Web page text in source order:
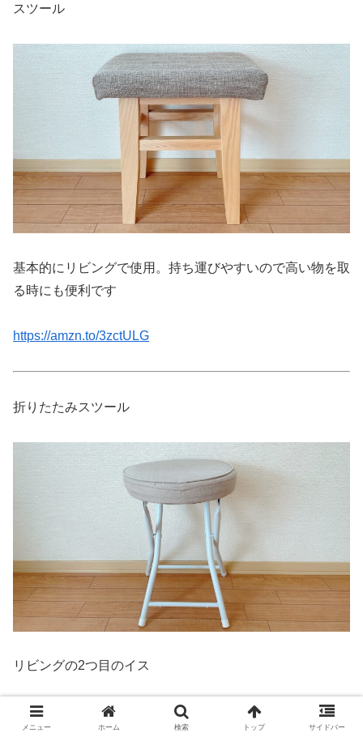
スツール
基本的にリビングで使用。持ち運びやすいので高い物を取
る時にも便利です
https://amzn.to/3zctULG
折りたたみスツール
リビングの2つ目のイス
https://amzn.to/4bB1Uii
メニュー ホーム 検索 トップ サイドバー